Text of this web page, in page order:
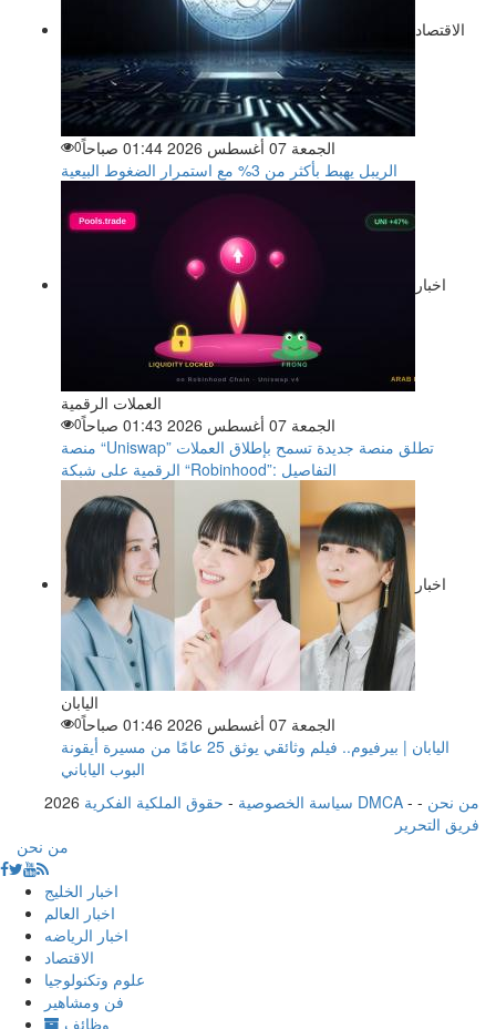
الاقتصاد
الجمعة 07 أغسطس 2026 01:44 صباحاً 0
الريبل يهبط بأكثر من 3% مع استمرار الضغوط البيعية
اخبار
العملات الرقمية
الجمعة 07 أغسطس 2026 01:43 صباحاً
0
منصة “Uniswap” تطلق منصة جديدة تسمح بإطلاق العملات
الرقمية على شبكة “Robinhood”: التفاصيل
اخبار
اليابان
الجمعة 07 أغسطس 2026 01:46 صباحاً
0
اليابان | بيرفيوم.. فيلم وثائقي يوثق 25 عامًا من مسيرة أيقونة
البوب الياباني
2026
سياسة الخصوصية - حقوق الملكية الفكرية DMCA - من نحن -
فريق التحرير
من نحن
اخبار الخليج
اخبار العالم
اخبار الرياضه
الاقتصاد
علوم وتكنولوجيا
فن ومشاهير
وظائف